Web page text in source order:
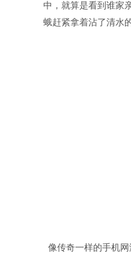
中，就算是看到谁家
蛾赶紧拿着沾了清水
像传奇一样的手机